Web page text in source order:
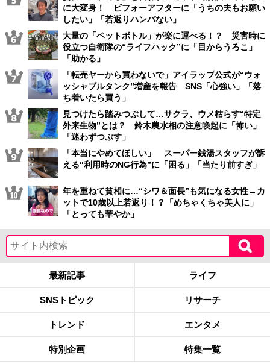
に大変身！ ビフォーアフターに「うちの夫もお願い
したい」「若返りハンパない」
大量の「ペットボトル」が楽に運べる！？ 災害時に
役立つ自衛隊の“ライフハック”に「目からうろこ」
「助かる」
「転売ヤーから買わないで」アイラップ公式が“ウォ
ッシャブルタンク”増産を報告 SNS「心強い」「落
ち着いたら買う」
見つけたら踏みつぶして…サクラ、ウメ枯らす“特定
外来生物”とは？ 鈴木農水相の注意喚起に「怖い」
「迷わずつぶす」
「本当にやめてほしい」 スーパー銭湯スタッフが訴
える“利用時のNG行為”に「困る」「当たり前すぎ」
年を重ねて貧相に…“シワ＆面長”も気になる女性→カ
ットで10歳以上若返り！？「めちゃくちゃ美人に」
「とっても華やか」
最新記事 ライフ
SNSトピック リサーチ
トレンド エンタメ
特別企画 特集一覧